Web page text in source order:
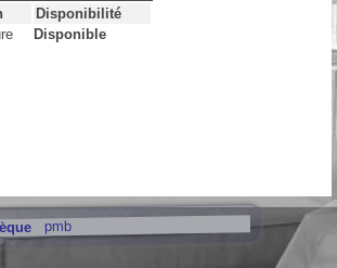
Disponibilité
Disponible
pmb